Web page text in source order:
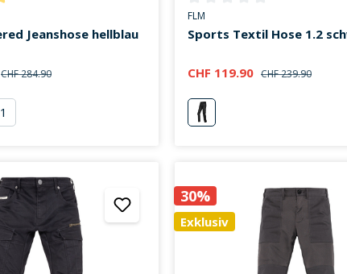
Bewertung von 5 von 5 Sternen
Jeanshose hellblau
CHF 284.90
1
Durchschnittliche Bewertung
FLM
Sports Textil Hose 1.2
CHF 119.90 CHF 239.90
schwarz
30%
Exklusiv